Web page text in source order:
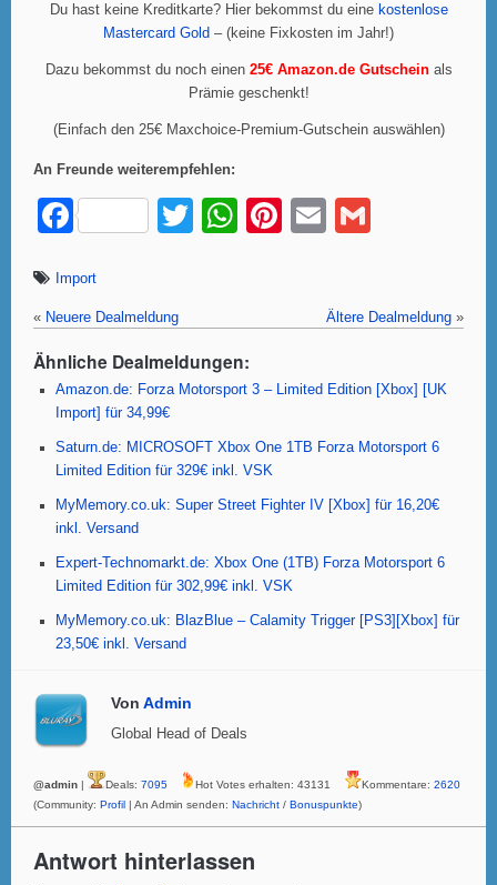
Du hast keine Kreditkarte? Hier bekommst du eine kostenlose
Mastercard Gold – (keine Fixkosten im Jahr!)
Dazu bekommst du noch einen 25€ Amazon.de Gutscheinals
Prämie geschenkt!
(Einfach den 25€ Maxchoice-Premium-Gutschein auswählen)
An Freunde weiterempfehlen:
F
c
e
b
o
o
k
T
er
W
s
A
p
Pi
e
E
Import
« Neuere Dealmeldung Ältere Dealmeldung »
Ähnliche Dealmeldungen:
Amazon.de: Forza Motorsport 3 – Limited Edition [Xbox] [UK
Import] für 34,99€
Saturn.de: MICROSOFT Xbox One 1TB Forza Motorsport 6
Limited Edition für 329€ inkl. VSK
MyMemory.co.uk: Super Street Fighter IV [Xbox] für 16,20€
inkl. Versand
Expert-Technomarkt.de: Xbox One (1TB) Forza Motorsport 6
Limited Edition für 302,99€ inkl. VSK
MyMemory.co.uk: BlazBlue – Calamity Trigger [PS3][Xbox] für
23,50€ inkl. Versand
Von Admin
Global Head of Deals
@admin | Deals: 7095 Hot Votes erhalten: 43131 Kommentare: 2620
(Community: Profil | An Admin senden: Nachricht / Bonuspunkte)
Antwort hinterlassen